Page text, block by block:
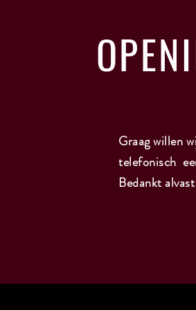
Graag willen
telefonisch
Bedankt